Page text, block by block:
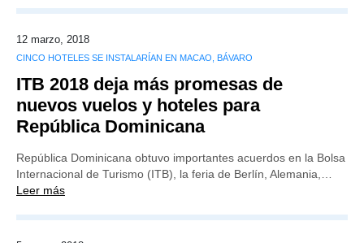
12 marzo, 2018
CINCO HOTELES SE INSTALARÍAN EN MACAO, BÁVARO
ITB 2018 deja más promesas de
nuevos vuelos y hoteles para
República Dominicana
República Dominicana obtuvo importantes acuerdos en la Bolsa
Internacional de Turismo (ITB), la feria de Berlín, Alemania,…
Leer más